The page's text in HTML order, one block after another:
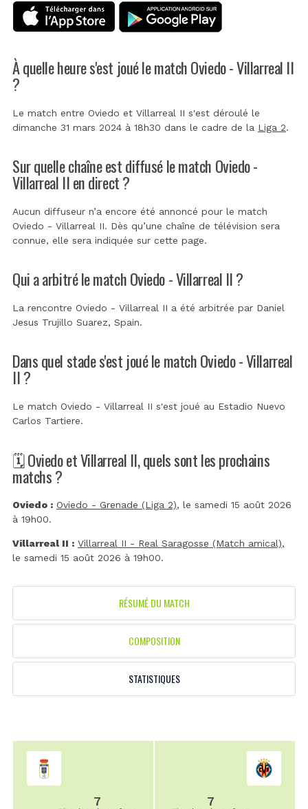
À quelle heure s'est joué le match Oviedo - Villarreal II
?
Le match entre Oviedo et Villarreal II s'est déroulé le
dimanche 31 mars 2024 à 18h30 dans le cadre de la Liga 2.
Sur quelle chaîne est diffusé le match Oviedo -
Villarreal II en direct ?
Aucun diffuseur n’a encore été annoncé pour le match
Oviedo - Villarreal II. Dès qu’une chaîne de télévision sera
connue, elle sera indiquée sur cette page.
Qui a arbitré le match Oviedo - Villarreal II ?
La rencontre Oviedo - Villarreal II a été arbitrée par Daniel
Jesus Trujillo Suarez, Spain.
Dans quel stade s'est joué le match Oviedo - Villarreal
II ?
Le match Oviedo - Villarreal II s'est joué au Estadio Nuevo
Carlos Tartiere.
🗓️ Oviedo et Villarreal II, quels sont les prochains
matchs ?
Oviedo : Oviedo - Grenade (Liga 2), le samedi 15 août 2026
à 19h00.
Villarreal II : Villarreal II - Real Saragosse (Match amical),
le samedi 15 août 2026 à 19h00.
RÉSUMÉ DU MATCH
COMPOSITION
STATISTIQUES
7 7